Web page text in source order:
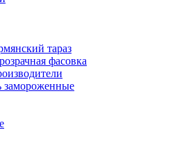
тараз
фасовка
замороженные